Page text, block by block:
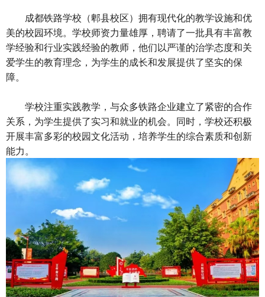
成都铁路学校 （郫县校区）拥有现代化的教学设施和优
美的校园环境。学校师资力量雄厚，聘请了一批具有丰富教
学经验和行业实践经验的教师，他们以严谨的治学态度和关
爱学生的教育理念，为学生的成长和发展提供了坚实的保
障。
学校注重实践教学，与众多铁路企业建立了紧密的合作
关系，为学生提供了实习和就业的机会。同时，学校还积极
开展丰富多彩的校园文化活动，培养学生的综合素质和创新
能力。